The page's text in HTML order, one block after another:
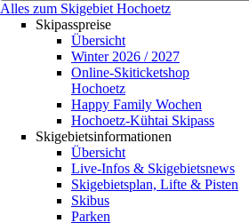
Alles zum Skigebiet Hochoetz
Skipasspreise
Übersicht
Winter 2026 / 2027
Online-Skiticketshop
Hochoetz
Happy Family Wochen
Hochoetz-Kühtai Skipass
Skigebietsinformationen
Übersicht
Live-Infos & Skigebietsnews
Skigebietsplan, Lifte & Pisten
Skibus
Parken